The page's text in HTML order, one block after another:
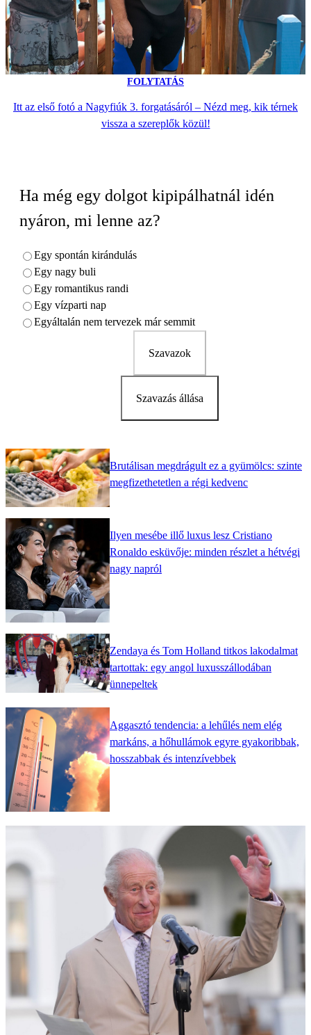
FOLYTATÁS
Itt az első fotó a Nagyfiúk 3. forgatásáról – Nézd meg, kik térnek
vissza a szereplők közül!
Ha még egy dolgot kipipálhatnál idén
nyáron, mi lenne az?
Egy spontán kirándulás
Egy nagy buli
Egy romantikus randi
Egy vízparti nap
Egyáltalán nem tervezek már semmit
Szavazok
Szavazás állása
Brutálisan megdrágult ez a gyümölcs: szinte
megfizethetetlen a régi kedvenc
Ilyen mesébe illő luxus lesz Cristiano
Ronaldo esküvője: minden részlet a hétvégi
nagy napról
Zendaya és Tom Holland titkos lakodalmat
tartottak: egy angol luxusszállodában
ünnepeltek
Aggasztó tendencia: a lehűlés nem elég
markáns, a hőhullámok egyre gyakoribbak,
hosszabbak és intenzívebbek